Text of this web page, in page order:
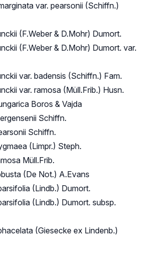
var. pearsonii (Schiffn.)
(F.Weber & D.Mohr) Dumort.
(F.Weber & D.Mohr) Dumort. var.
var. badensis (Schiffn.) Fam.
var. ramosa (Müll.Frib.) Husn.
Boros & Vajda
Schiffn.
Schiffn.
(Limpr.) Steph.
Müll.Frib.
(De Not.) A.Evans
(Lindb.) Dumort.
(Lindb.) Dumort. subsp.
(Giesecke ex Lindenb.)